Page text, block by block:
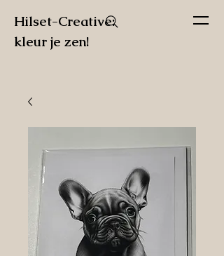
Hilset-Creative:
kleur je zen!